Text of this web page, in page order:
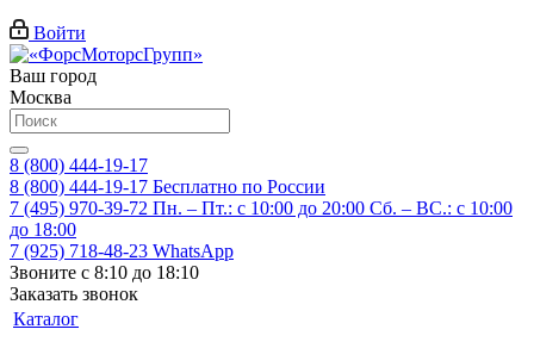
Войти
Ваш город
Москва
8 (800) 444-19-17
8 (800) 444-19-17 Бесплатно по России
7 (495) 970-39-72 Пн. – Пт.: с 10:00 до 20:00 Сб. – ВС.: c 10:00
до 18:00
7 (925) 718-48-23 WhatsApp
Звоните с 8:10 до 18:10
Заказать звонок
Каталог